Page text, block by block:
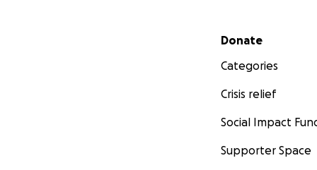
Secondary menu
Donate
Categories
Crisis relief
Social Impact
Supporter Space